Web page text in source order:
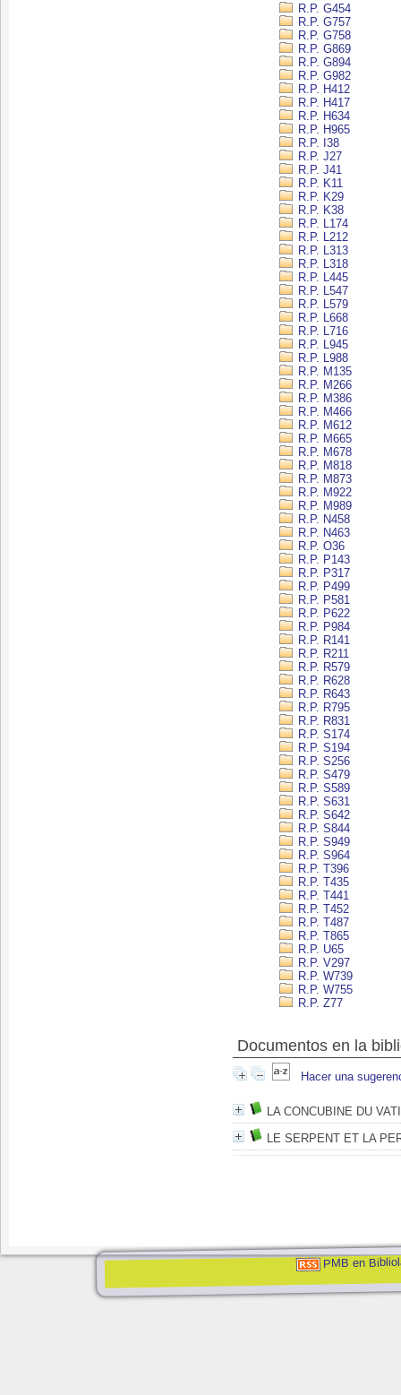
R.P. G454
R.P. G757
R.P. G758
R.P. G869
R.P. G894
R.P. G982
R.P. H412
R.P. H417
R.P. H634
R.P. H965
R.P. I38
R.P. J27
R.P. J41
R.P. K11
R.P. K29
R.P. K38
R.P. L174
R.P. L212
R.P. L313
R.P. L318
R.P. L445
R.P. L547
R.P. L579
R.P. L668
R.P. L716
R.P. L945
R.P. L988
R.P. M135
R.P. M266
R.P. M386
R.P. M466
R.P. M612
R.P. M665
R.P. M678
R.P. M818
R.P. M873
R.P. M922
R.P. M989
R.P. N458
R.P. N463
R.P. O36
R.P. P143
R.P. P317
R.P. P499
R.P. P581
R.P. P622
R.P. P984
R.P. R141
R.P. R211
R.P. R579
R.P. R628
R.P. R643
R.P. R795
R.P. R831
R.P. S174
R.P. S194
R.P. S256
R.P. S479
R.P. S589
R.P. S631
R.P. S642
R.P. S844
R.P. S949
R.P. S964
R.P. T396
R.P. T435
R.P. T441
R.P. T452
R.P. T487
R.P. T865
R.P. U65
R.P. V297
R.P. W739
R.P. W755
R.P. Z77
Documentos en la
Hacer una
LA CONCUBINE DU
LE SERPENT ET LA
PMB en